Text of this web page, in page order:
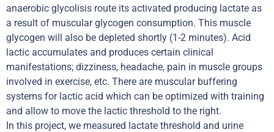
anaerobic glycolisis route its activated producing lactate as
a result of muscular glycogen consumption. This muscle
glycogen will also be depleted shortly (1-2 minutes). Acid
lactic accumulates and produces certain clinical
manifestations; dizziness, headache, pain in muscle groups
involved in exercise, etc. There are muscular buffering
systems for lactic acid which can be optimized with training
and allow to move the lactic threshold to the right.
In this project, we measured lactate threshold and urine